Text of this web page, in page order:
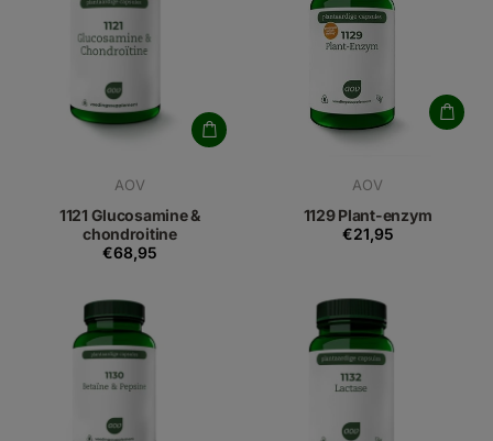
AOV
1121 Glucosamine &
chondroitine
€68,95
AOV
1129 Plant-enzym
€21,95